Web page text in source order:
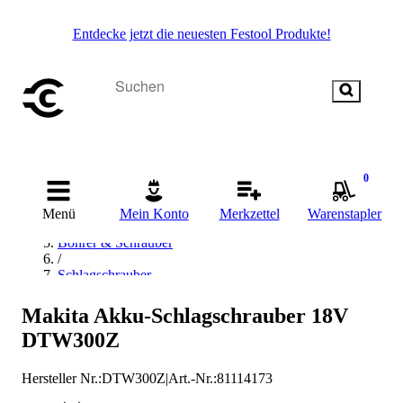
Entdecke jetzt die neuesten Festool Produkte!
Menü Mein Konto Merkzettel
0
Warenstapler
Startseite
/
Elektrowerkzeug
Bohrer & Schrauber
/
Schlagschrauber
Akku-Schlagschrauber
/
Makita Akku-Schlagschrauber
Makita Akku-Schlagschrauber 18V
DTW300Z
Hersteller Nr.:DTW300Z|Art.-Nr.:81114173